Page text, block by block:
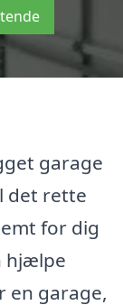
garage
det rette
for dig
hjælpe
en garage,